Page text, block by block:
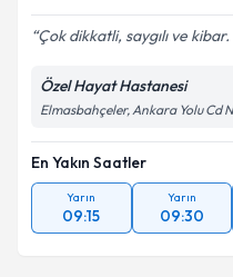
Kişisel verilerimin
Metni'ni okudum
kapsamda
Takvim
Çok dikkatli, saygılı ve
Özel Hayat Hastanesi
Elmasbahçeler, Ankara Yolu Cd
En Yakın Saatler
Yarın
09:15
Yarın
09:30